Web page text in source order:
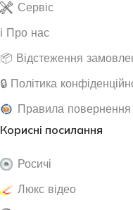
Сервіс
ℹ️ Про нас
📦 Відстеження
🔒 Політика
Правила повернення
Корисні посилання
Росичі
Люкс відео